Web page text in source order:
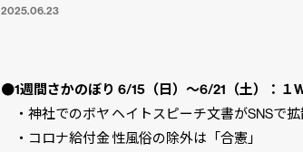
2025.06.23
●1週間さかのぼり 6/15（日）〜6/21（土）：１
・神社でのボヤ ヘイトスピーチ文書がSNSで
・コロナ給付金 性風俗の除外は「合憲」